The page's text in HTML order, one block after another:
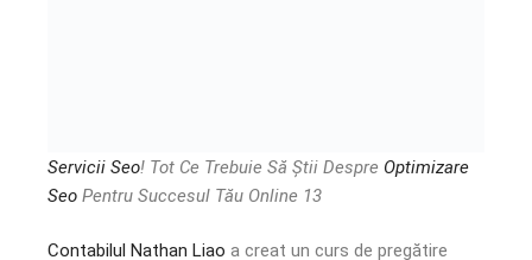
Servicii Seo! Tot Ce Trebuie Să Știi Despre Optimizare
Seo Pentru Succesul Tău Online 13
Contabilul Nathan Liao a creat un curs de pregătire